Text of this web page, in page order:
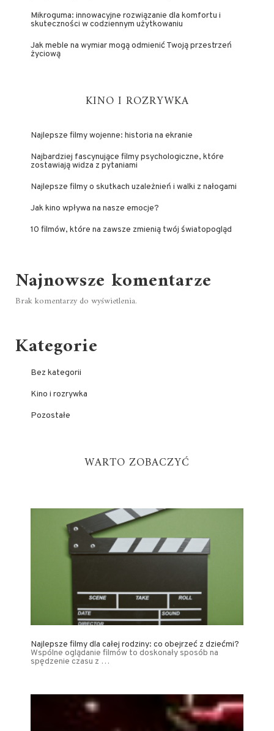
Mikroguma: innowacyjne rozwiązanie dla komfortu i
skuteczności w codziennym użytkowaniu
Jak meble na wymiar mogą odmienić Twoją przestrzeń
życiową
KINO I ROZRYWKA
Najlepsze filmy wojenne: historia na ekranie
Najbardziej fascynujące filmy psychologiczne, które
zostawiają widza z pytaniami
Najlepsze filmy o skutkach uzależnień i walki z nałogami
Jak kino wpływa na nasze emocje?
10 filmów, które na zawsze zmienią twój światopogląd
Najnowsze komentarze
Brak komentarzy do wyświetlenia.
Kategorie
Bez kategorii
Kino i rozrywka
Pozostałe
WARTO ZOBACZYĆ
Najlepsze filmy dla całej rodziny: co obejrzeć z dziećmi?
Wspólne oglądanie filmów to doskonały sposób na
spędzenie czasu z …